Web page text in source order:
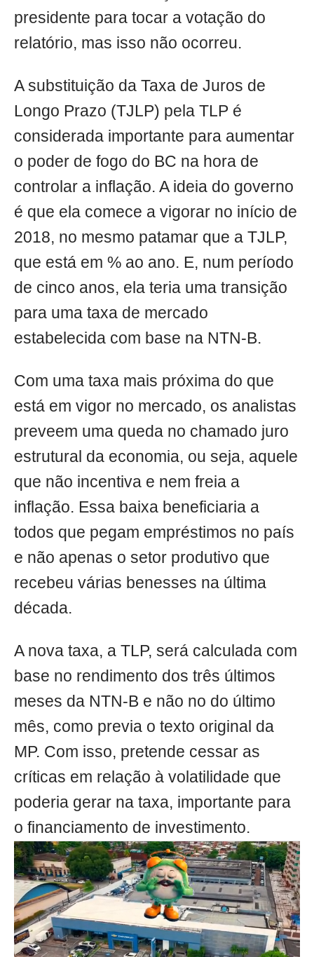
presidente para tocar a votação do
relatório, mas isso não ocorreu.
A substituição da Taxa de Juros de
Longo Prazo (TJLP) pela TLP é
considerada importante para aumentar
o poder de fogo do BC na hora de
controlar a inflação. A ideia do governo
é que ela comece a vigorar no início de
2018, no mesmo patamar que a TJLP,
que está em % ao ano. E, num período
de cinco anos, ela teria uma transição
para uma taxa de mercado
estabelecida com base na NTN-B.
Com uma taxa mais próxima do que
está em vigor no mercado, os analistas
preveem uma queda no chamado juro
estrutural da economia, ou seja, aquele
que não incentiva e nem freia a
inflação. Essa baixa beneficiaria a
todos que pegam empréstimos no país
e não apenas o setor produtivo que
recebeu várias benesses na última
década.
A nova taxa, a TLP, será calculada com
base no rendimento dos três últimos
meses da NTN-B e não no do último
mês, como previa o texto original da
MP. Com isso, pretende cessar as
críticas em relação à volatilidade que
poderia gerar na taxa, importante para
o financiamento de investimento.